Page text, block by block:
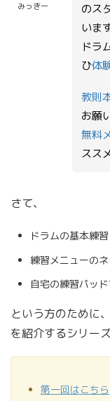
みっきー
のス
いま
ドラ
ひ体
教則
お願
無料
スス
さて、
ドラムの基本練
練習メニューのネ
自宅の練習パッ
という方のために
を紹介するシリー
第一回はこちら